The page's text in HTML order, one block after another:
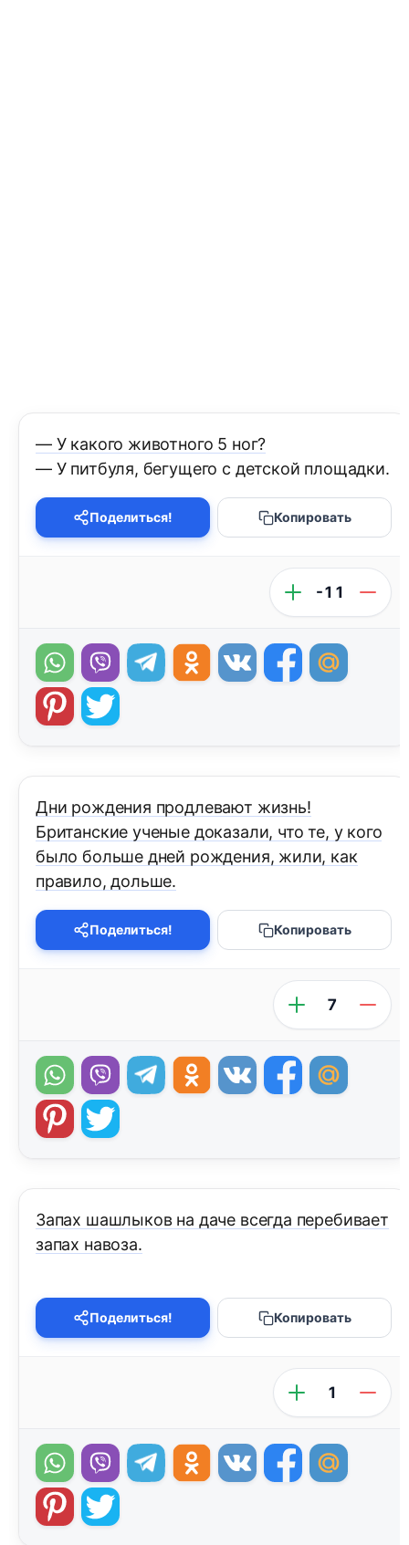
— У какого животного 5 ног?
— У питбуля, бегущего с детской площадки.
Поделиться! Копировать
-11
Дни рождения продлевают жизнь!
Британские ученые доказали, что те, у кого
было больше дней рождения, жили, как
правило, дольше.
Поделиться! Копировать
7
Запах шашлыков на даче всегда перебивает
запах навоза.
Поделиться! Копировать
1